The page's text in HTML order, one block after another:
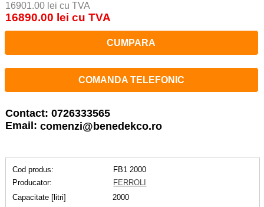
16901.00 lei cu TVA
16890.00 lei cu TVA
CUMPARA
COMANDA TELEFONIC
Contact: 0726333565
Email: comenzi@benedekco.ro
Cod produs:
FB1 2000
Producator:
FERROLI
Capacitate [litri]
2000